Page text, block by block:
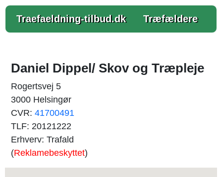
Traefaeldning-tilbud.dk Træfældere
Daniel Dippel/ Skov og Træpleje
Rogertsvej 5
3000 Helsingør
CVR: 41700491
TLF: 20121222
Erhverv: Trafald
(Reklamebeskyttet)